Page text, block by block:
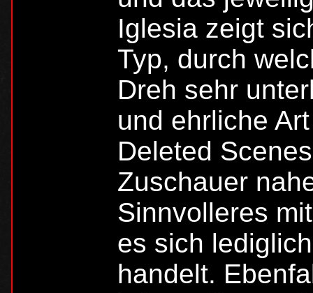
Iglesia zeigt
Typ, durch
Dreh sehr
und ehrliche
Deleted
Zuschauer
Sinnvolleres
es sich
handelt.